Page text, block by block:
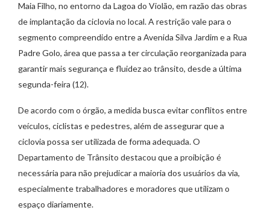
Maia Filho, no entorno da Lagoa do Violão, em razão das obras
de implantação da ciclovia no local. A restrição vale para o
segmento compreendido entre a Avenida Silva Jardim e a Rua
Padre Golo, área que passa a ter circulação reorganizada para
garantir mais segurança e fluidez ao trânsito, desde a última
segunda-feira (12).
De acordo com o órgão, a medida busca evitar conflitos entre
veículos, ciclistas e pedestres, além de assegurar que a
ciclovia possa ser utilizada de forma adequada. O
Departamento de Trânsito destacou que a proibição é
necessária para não prejudicar a maioria dos usuários da via,
especialmente trabalhadores e moradores que utilizam o
espaço diariamente.